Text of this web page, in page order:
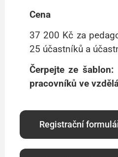
Cena
37 200 Kč za
25 účastníků a
Čerpejte ze
pracovníků ve
Registrační